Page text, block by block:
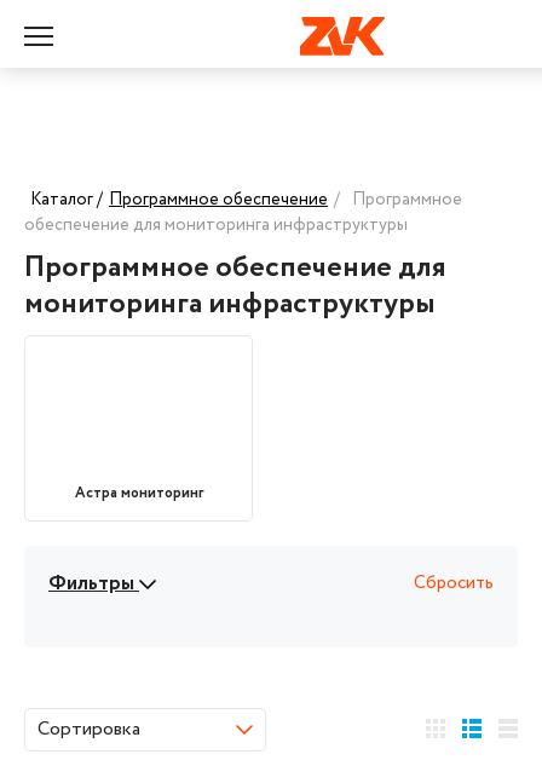
Каталог / Программное обеспечение / Программное
обеспечение для мониторинга инфраструктуры
Программное обеспечение для
мониторинга инфраструктуры
Астра мониторинг
Сортировка
Фильтры Сбросить